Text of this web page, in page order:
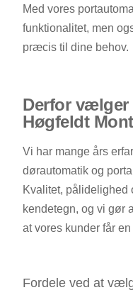
Med vores
funktionalitet, men
præcis til dine behov.
Derfor vælger
Høgfeldt
Vi har mange års
dørautomatik og
Kvalitet, pålidelighed
kendetegn, og vi gør
at vores kunder får
Fordele ved at